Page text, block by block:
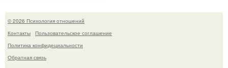
© 2026 Психология отношений
Контакты
Пользовательское соглашение
Политика конфидециальности
Обратная связь